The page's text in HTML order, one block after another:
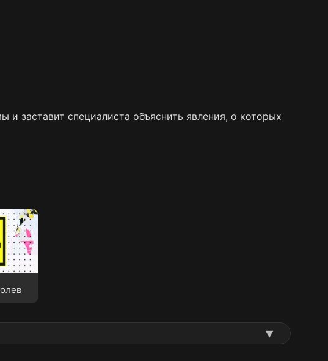
заставит специалиста объяснить явления, о которых
▼